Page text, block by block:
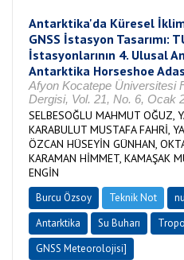
Antarktika'da Küresel
GNSS İstasyon Tasarımı:
İstasyonlarının 4. Ulusal
Antarktika Horseshoe
Afyon Kocatepe Üniversitesi
Dergisi, Vol. 21, No. 6, Ocak
SELBESOĞLU MAHMUT OĞUZ,
KARABULUT MUSTAFA FAHRİ,
ÖZCAN HÜSEYİN GÜNHAN,
KARAMAN HİMMET, KAMAŞAK
ENGİN
Burcu Özsoy Teknik Not
Antarktika
Su Buharı
GNSS Meteorolojisi]